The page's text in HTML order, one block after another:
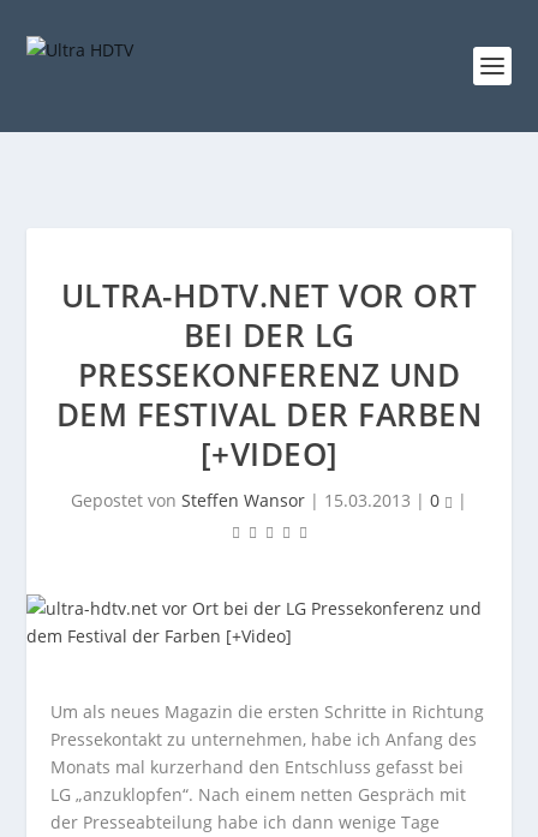
ULTRA-HDTV.NET VOR ORT
BEI DER LG
PRESSEKONFERENZ UND
DEM FESTIVAL DER FARBEN
[+VIDEO]
Gepostet von Steffen Wansor | 15.03.2013 | 0 |
Um als neues Magazin die ersten Schritte in Richtung
Pressekontakt zu unternehmen, habe ich Anfang des
Monats mal kurzerhand den Entschluss gefasst bei
LG „anzuklopfen“. Nach einem netten Gespräch mit
der Presseabteilung habe ich dann wenige Tage